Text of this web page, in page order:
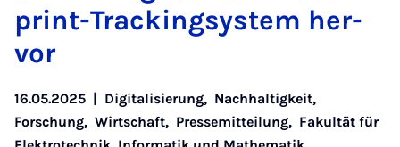
print-Trackings­ys­tem her­
vor
16.05.2025 | Digitalisierung, Nachhaltigkeit,
Forschung, Wirtschaft, Pressemitteilung, Fakultät für